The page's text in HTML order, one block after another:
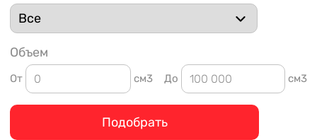
Объем
От см3 До см3
Подобрать